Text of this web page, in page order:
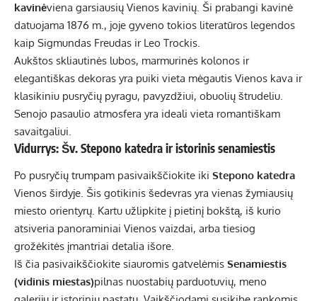
kavinėviena garsiausių Vienos kavinių. Ši prabangi kavinė
datuojama 1876 m., joje gyveno tokios literatūros legendos
kaip Sigmundas Freudas ir Leo Trockis.
Aukštos skliautinės lubos, marmurinės kolonos ir
elegantiškas dekoras yra puiki vieta mėgautis Vienos kava ir
klasikiniu pusryčių pyragu, pavyzdžiui, obuolių štrudeliu.
Senojo pasaulio atmosfera yra ideali vieta romantiškam
savaitgaliui.
Vidurrys: Šv. Stepono katedra ir istorinis senamiestis
Po pusryčių trumpam pasivaikščiokite iki Stepono katedra
Vienos širdyje. Šis gotikinis šedevras yra vienas žymiausių
miesto orientyrų. Kartu užlipkite į pietinį bokštą, iš kurio
atsiveria panoraminiai Vienos vaizdai, arba tiesiog
grožėkitės įmantriai detalia išore.
Iš čia pasivaikščiokite siauromis gatvelėmis Senamiestis
(vidinis miestas)pilnas nuostabių parduotuvių, meno